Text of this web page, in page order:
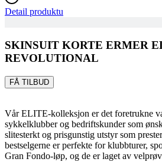
Detail produktu
SKINSUIT KORTE ERMER
REVOLUTIONAL
FÅ TILBUD
Vår ELITE-kolleksjon er det foretrukne
sykkelklubber og bedriftskunder som
slitesterkt og prisgunstig utstyr som
bestselgerne er perfekte for klubbturer,
Gran Fondo-løp, og de er laget av